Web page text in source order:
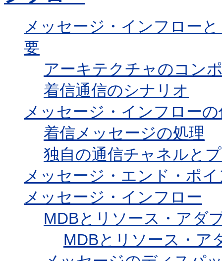
メッセージ・インフロー
要
アーキテクチャのコン
着信通信のシナリオ
メッセージ・インフロー
着信メッセージの処理
独自の通信チャネルと
メッセージ・エンド・ポ
メッセージ・インフロー
MDBとリソース・アダ
MDBとリソース・ア